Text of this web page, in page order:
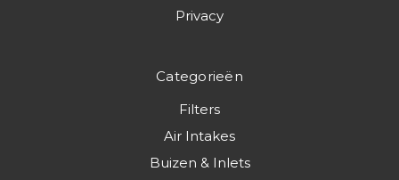
Privacy
Categorieën
Filters
Air Intakes
Buizen & Inlets